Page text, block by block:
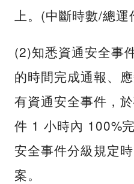
上。(中斷時數/總
(2)知悉資通安全事
的時間完成通報、應
有資通安全事件，
件 1 小時內 100%
安全事件分級規定
案。